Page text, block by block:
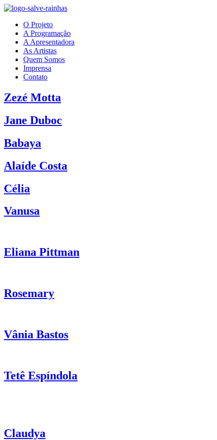
O Projeto
A Programação
A Apresentadora
As Artistas
Quem Somos
Imprensa
Contato
Zezé Motta
Jane Duboc
Babaya
Alaíde Costa
Célia
Vanusa
Eliana Pittman
Rosemary
Vânia Bastos
Tetê Espíndola
Claudya